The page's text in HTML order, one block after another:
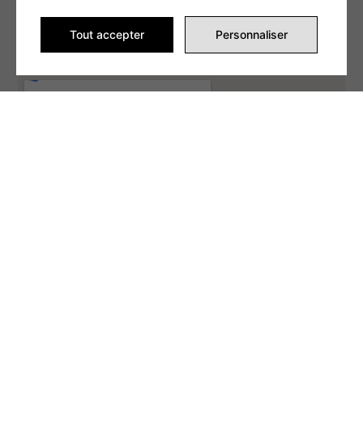
ENVOYER LA DEMANDE
Alternative:
Tout accepter Personnaliser